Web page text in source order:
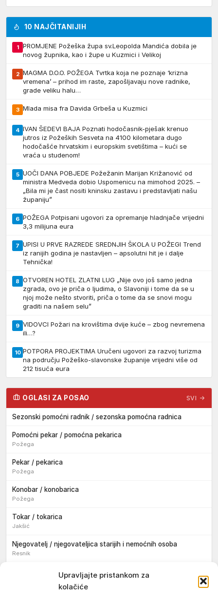
Upravljajte pristankom za
kolačiće
10 NAJČITANIJIH
1
PROMJENE Požeška župa sv.Leopolda Mandića dobila je
novog župnika, kao i župe u Kuzmici i Velikoj
2 MAGMA D.O.O. POŽEGA Tvrtka koja ne poznaje ‘krizna
vremena’ – prihod im raste, zapošljavaju nove radnike,
grade veliku halu…
3 Mlada misa fra Davida Grbeša u Kuzmici
4 IVAN ŠEDEVI BAJA Poznati hodočasnik-pješak krenuo
jutros iz Požeških Sesveta na 4100 kilometara dugo
hodočašće hrvatskim i europskim svetištima – kući se
vraća u studenom!
5 UOČI DANA POBJEDE Požežanin Marijan Križanović od
ministra Medveda dobio Uspomenicu na mimohod 2025. –
„Bila mi je čast nositi kninsku zastavu i predstavljati našu
županiju”
6 POŽEGA Potpisani ugovori za opremanje hladnjače vrijedni
3,3 milijuna eura
7 UPISI U PRVE RAZREDE SREDNJIH ŠKOLA U POŽEGI Trend
iz ranijih godina je nastavljen – apsolutni hit je i dalje
Tehnička!
8 OTVOREN HOTEL ZLATNI LUG „Nije ovo još samo jedna
zgrada, ovo je priča o ljudima, o Slavoniji i tome da se u
njoj može nešto stvoriti, priča o tome da se snovi mogu
graditi na našem selu”
9 VIDOVCI Požari na krovištima dvije kuće – zbog nevremena
ili…?
10 POTPORA PROJEKTIMA Uručeni ugovori za razvoj turizma
na području Požeško-slavonske županije vrijedni više od
212 tisuća eura
OGLASI ZA POSAO SVI →
Sezonski pomoćni radnik / sezonska pomoćna radnica
Pomoćni pekar / pomoćna pekarica
Požega
Pekar / pekarica
Požega
Konobar / konobarica
Požega
Tokar / tokarica
Jakšić
Njegovatelj / njegovateljica starijih i nemoćnih osoba
Resnik
Konobar / konobarica